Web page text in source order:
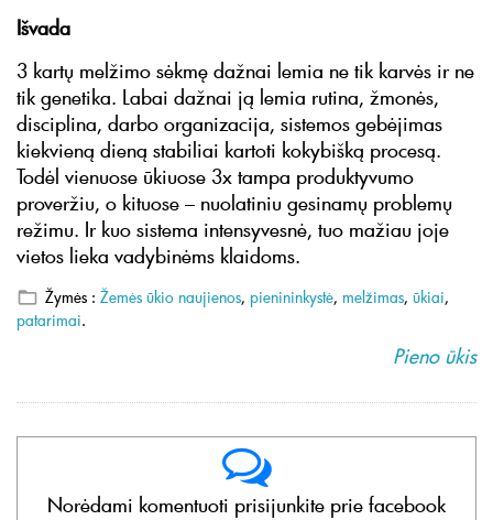
Išvada
3 kartų melžimo sėkmę dažnai lemia ne tik karvės ir ne
tik genetika. Labai dažnai ją lemia rutina, žmonės,
disciplina, darbo organizacija, sistemos gebėjimas
kiekvieną dieną stabiliai kartoti kokybišką procesą.
Todėl vienuose ūkiuose 3x tampa produktyvumo
proveržiu, o kituose – nuolatiniu gesinamų problemų
režimu. Ir kuo sistema intensyvesnė, tuo mažiau joje
vietos lieka vadybinėms klaidoms.
Žymės : Žemės ūkio naujienos, pienininkystė, melžimas, ūkiai,
patarimai.
Pieno ūkis
Norėdami komentuoti prisijunkite prie facebook